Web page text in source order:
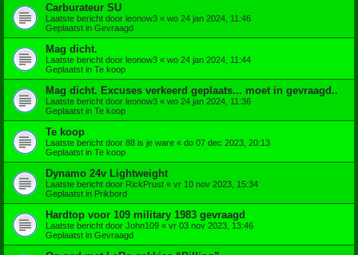
Carburateur SU
Laatste bericht door leonow3 « wo 24 jan 2024, 11:46
Geplaatst in Gevraagd
Mag dicht.
Laatste bericht door leonow3 « wo 24 jan 2024, 11:44
Geplaatst in Te koop
Mag dicht. Excuses verkeerd geplaats... moet in gevraagd..
Laatste bericht door leonow3 « wo 24 jan 2024, 11:36
Geplaatst in Te koop
Te koop
Laatste bericht door 88 is je ware « do 07 dec 2023, 20:13
Geplaatst in Te koop
Dynamo 24v Lightweight
Laatste bericht door RickPrust « vr 10 nov 2023, 15:34
Geplaatst in Prikbord
Hardtop voor 109 military 1983 gevraagd
Laatste bericht door John109 « vr 03 nov 2023, 13:46
Geplaatst in Gevraagd